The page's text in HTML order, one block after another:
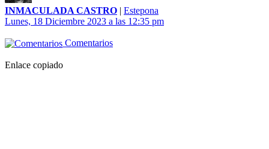
INMACULADA CASTRO | Estepona
Lunes, 18 Diciembre 2023 a las 12:35 pm
Comentarios
Enlace copiado